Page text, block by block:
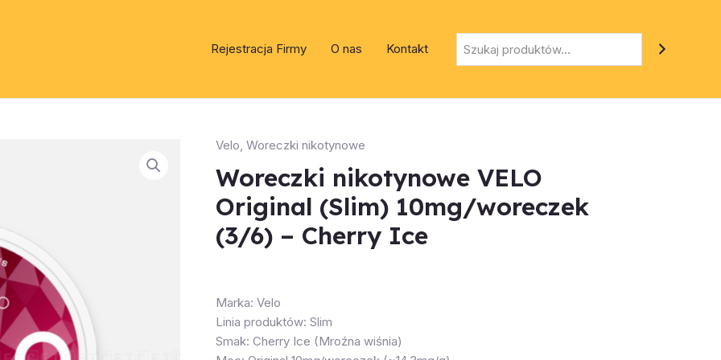
Rejestracja Firmy O nas Kontakt
Velo, Woreczki nikotynowe
Woreczki nikotynowe VELO
Original (Slim) 10mg/woreczek
(3/6) – Cherry Ice
Marka: Velo
Linia produktów: Slim
Smak: Cherry Ice (Mroźna wiśnia)